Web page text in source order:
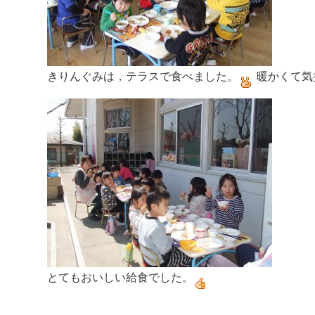
きりんぐみは，テラスで食べました。 暖かくて
とてもおいしい給食でした。